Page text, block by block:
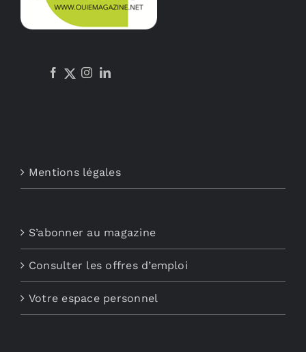
Mentions légales
S’abonner au magazine
Consulter les offres d’emploi
Votre espace personnel